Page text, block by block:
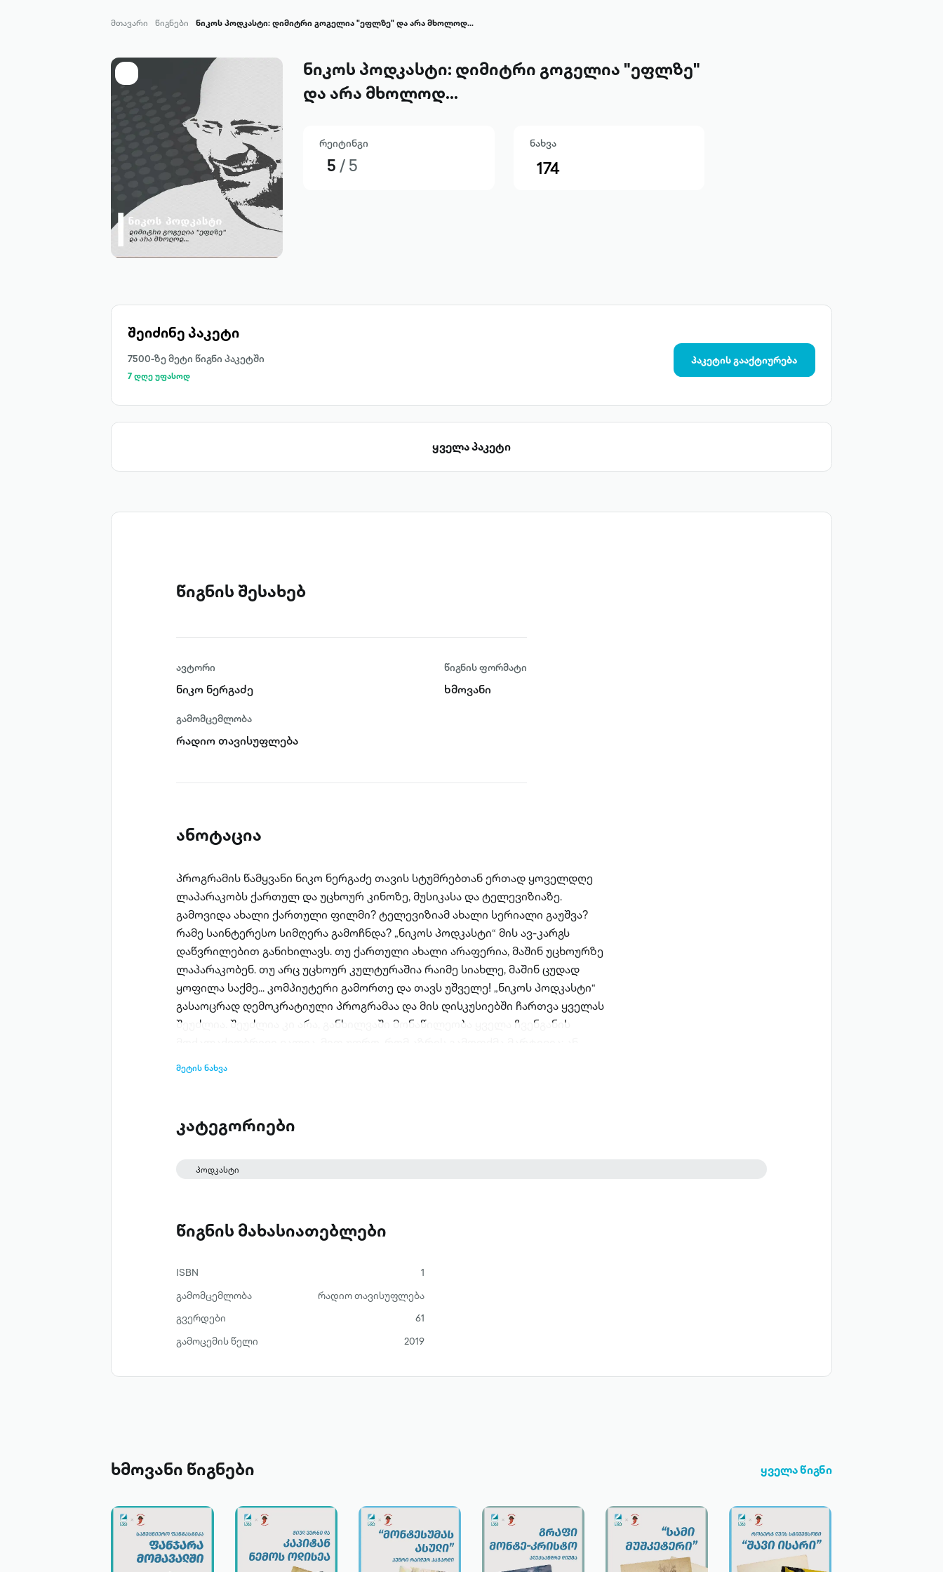
მთავარი წიგნები ნიკოს პოდკასტი: დიმიტრი გოგელია "ეფლზე" და არა მხოლოდ...
ნიკოს პოდკასტი: დიმიტრი გოგელია "ეფლზე"
და არა მხოლოდ...
რეიტინგი
5/ 5
ნახვა
174
შეიძინე პაკეტი
7500-ზე მეტი წიგნი პაკეტში
7 დღე უფასოდ
პაკეტის გააქტიურება
ყველა პაკეტი
წიგნის შესახებ
ავტორი
ნიკო ნერგაძე
გამომცემლობა
რადიო თავისუფლება
წიგნის ფორმატი
ხმოვანი
ანოტაცია
პროგრამის წამყვანი ნიკო ნერგაძე თავის სტუმრებთან ერთად ყოველდღე
ლაპარაკობს ქართულ და უცხოურ კინოზე, მუსიკასა და ტელევიზიაზე.
გამოვიდა ახალი ქართული ფილმი? ტელევიზიამ ახალი სერიალი გაუშვა?
რამე საინტერესო სიმღერა გამოჩნდა? „ნიკოს პოდკასტი“ მის ავ-კარგს
დაწვრილებით განიხილავს. თუ ქართული ახალი არაფერია, მაშინ უცხოურზე
ლაპარაკობენ. თუ არც უცხოურ კულტურაშია რაიმე სიახლე, მაშინ ცუდად
ყოფილა საქმე... კომპიუტერი გამორთე და თავს უშველე! „ნიკოს პოდკასტი“
გასაოცრად დემოკრატიული პროგრამაა და მის დისკუსიებში ჩართვა ყველას
შეუძლია. შეუძლია კი არა, განხილვაში მონაწილეობა ყველა ჩვენგანის
ფეისბუკის გვერდზე, ან ფეისბუკის ჯგუფში, ან კი აი, აქ, სადაც ახლა ამას
მეტის ნახვა
კატეგორიები
პოდკასტი
წიგნის მახასიათებლები
ISBN
1
გამომცემლობა
რადიო თავისუფლება
გვერდები
61
გამოცემის წელი
2019
ხმოვანი წიგნები ყველა წიგნი